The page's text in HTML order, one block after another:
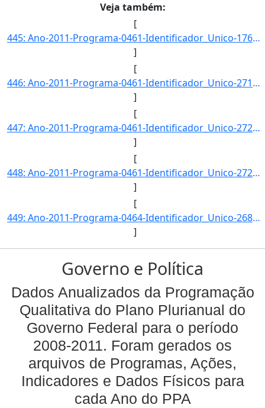
Veja também:
[
445: Ano-2011-Programa-0461-Identificador_Unico-1761-Descricao-Indice_de_Produtividade_Cientifica_dos_Pes]
]
[
446: Ano-2011-Programa-0461-Identificador_Unico-2713-Descricao-Processos_e_Tecnicas_Desenvolvidos_nas_Uni]
]
[
447: Ano-2011-Programa-0461-Identificador_Unico-2723-Descricao-Artigos_Publicados_por_Pesquisadores_Brasi]
]
[
448: Ano-2011-Programa-0461-Identificador_Unico-2724-Descricao-Numero_de_Instituicoes_Usuarias_da_Rede_Na]
]
[
449: Ano-2011-Programa-0464-Identificador_Unico-2683-Descricao-Indice_de_Participacao_do_Setor_Empresaria]
]
Governo e Política
Dados Anualizados da Programação
Qualitativa do Plano Plurianual do
Governo Federal para o período
2008-2011. Foram gerados os
arquivos de Programas, Ações,
Indicadores e Dados Físicos para
cada Ano do PPA